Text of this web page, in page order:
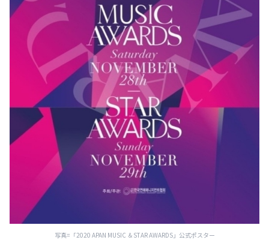
写真=「2020 APAN MUSIC ＆STAR AWARDS」公式ポスター